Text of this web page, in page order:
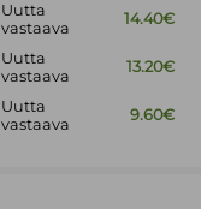
Uutta
vastaava
14.40€
Uutta
vastaava
13.20€
Uutta
vastaava
9.60€